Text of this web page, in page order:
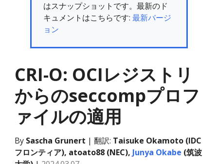
はスナップショットです。最新のド
キュメントはこちらです: 最新バージ
ョン
CRI-O: OCIレジストリ
からのseccompプロフ
ァイルの適用
By Sascha Grunert | 翻訳: Taisuke Okamoto (IDC
フロンティア), atoato88 (NEC), Junya Okabe (筑波